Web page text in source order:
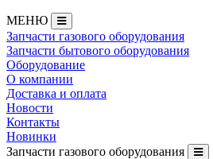
МЕНЮ
Запчасти газового оборудования
Запчасти бытового оборудования
Оборудование
О компании
Доставка и оплата
Новости
Контакты
Новинки
Запчасти газового оборудования